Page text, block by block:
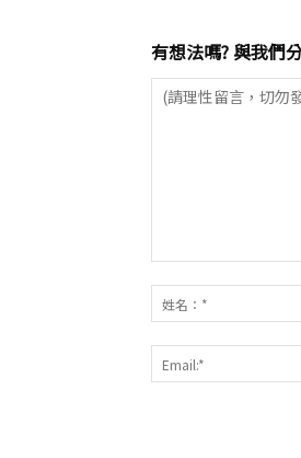
有想法嗎? 與我們